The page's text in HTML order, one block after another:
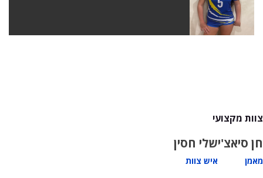
צוות מקצועי
חן סיאצ'י
מאמן
שלי חסין
איש צוות